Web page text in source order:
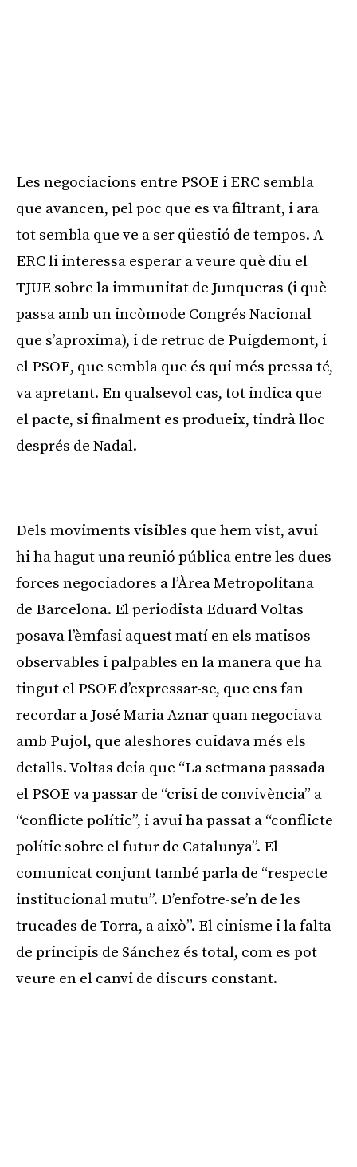
Les negociacions entre PSOE i ERC sembla
que avancen, pel poc que es va filtrant, i ara
tot sembla que ve a ser qüestió de tempos. A
ERC li interessa esperar a veure què diu el
TJUE sobre la immunitat de Junqueras (i què
passa amb un incòmode Congrés Nacional
que s’aproxima), i de retruc de Puigdemont, i
el PSOE, que sembla que és qui més pressa té,
va apretant. En qualsevol cas, tot indica que
el pacte, si finalment es produeix, tindrà lloc
després de Nadal.
Dels moviments visibles que hem vist, avui
hi ha hagut una reunió pública entre les dues
forces negociadores a l’Àrea Metropolitana
de Barcelona. El periodista Eduard Voltas
posava l’èmfasi aquest matí en els matisos
observables i palpables en la manera que ha
tingut el PSOE d’expressar-se, que ens fan
recordar a José Maria Aznar quan negociava
amb Pujol, que aleshores cuidava més els
detalls. Voltas deia que “La setmana passada
el PSOE va passar de “crisi de convivència” a
“conflicte polític”, i avui ha passat a “conflicte
polític sobre el futur de Catalunya”. El
comunicat conjunt també parla de “respecte
institucional mutu”. D’enfotre-se’n de les
trucades de Torra, a això”. El cinisme i la falta
de principis de Sánchez és total, com es pot
veure en el canvi de discurs constant.